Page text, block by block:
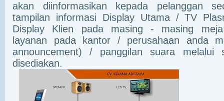
akan diinformasikan kepada pelanggan
tampilan informasi Display Utama / TV
Display Klien pada masing - masing
layanan pada kantor / perusahaan anda
announcement) / panggilan suara melalui
disediakan.